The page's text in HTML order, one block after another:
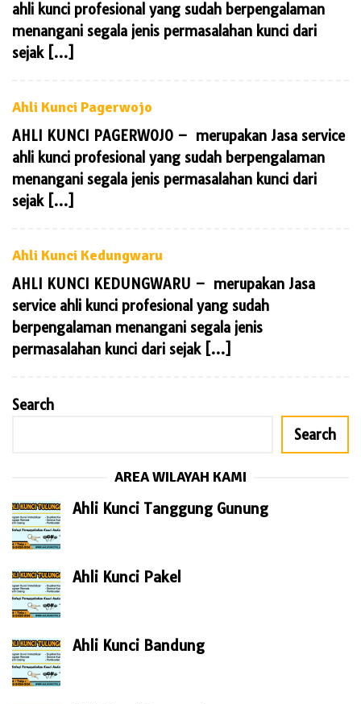
ahli kunci profesional yang sudah berpengalaman
menangani segala jenis permasalahan kunci dari
sejak […]
Ahli Kunci Pagerwojo
AHLI KUNCI PAGERWOJO – merupakan Jasa service
ahli kunci profesional yang sudah berpengalaman
menangani segala jenis permasalahan kunci dari
sejak […]
Ahli Kunci Kedungwaru
AHLI KUNCI KEDUNGWARU – merupakan Jasa
service ahli kunci profesional yang sudah
berpengalaman menangani segala jenis
permasalahan kunci dari sejak […]
Search
Search
AREA WILAYAH KAMI
Ahli Kunci Tanggung Gunung
Ahli Kunci Pakel
Ahli Kunci Bandung